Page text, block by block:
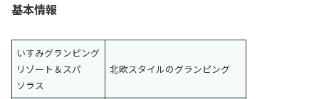
基本情報
いすみグランピング
リゾート＆スパ
ソラス
北欧スタイルのグランピング